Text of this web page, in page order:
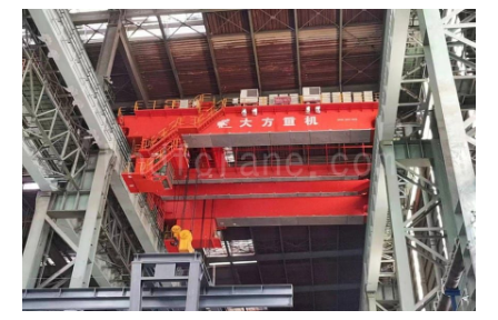
Беларуская мова
Kiswahili
Dansk
Norsk
O‘zbekcha